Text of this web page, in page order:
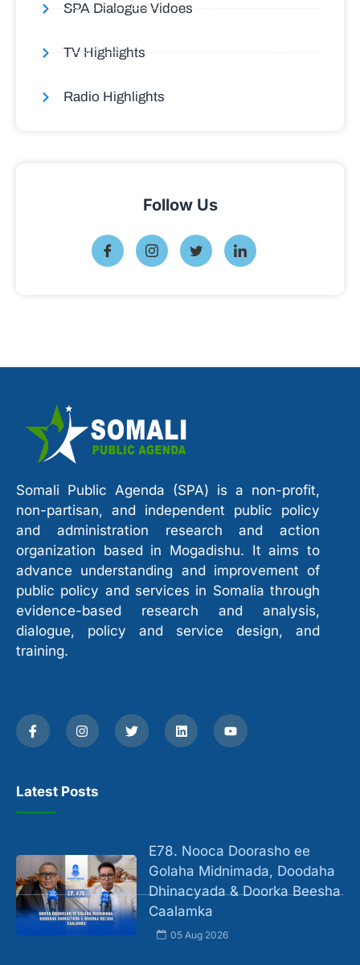
SPA Dialogue Vidoes
TV Highlights
Radio Highlights
Follow Us
Somali Public Agenda (SPA) is a non-profit,
non-partisan, and independent public policy
and administration research and action
organization based in Mogadishu. It aims to
advance understanding and improvement of
public policy and services in Somalia through
evidence-based research and analysis,
dialogue, policy and service design, and
training.
Latest Posts
E78. Nooca Doorasho ee
Golaha Midnimada, Doodaha
Dhinacyada & Doorka Beesha
Caalamka
05 Aug 2026